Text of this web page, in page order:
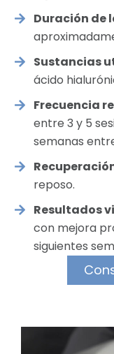
Duración de
Sustancias
ácido
Frecuencia
entre 3 y 5
semanas
reposo.
Resultados
con mejora
siguientes